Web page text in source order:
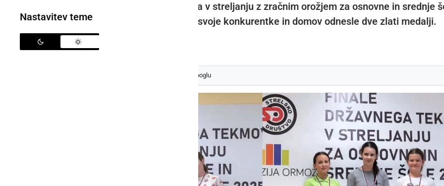
Nastavitev teme
Na Finalu državnega tekmovanja v streljanju z zračnim orožjem za osnovne in srednje
vrhunskimi rezultati premagale svoje konkurentke in domov odnesle dve zlati medalji.
Prlekija-on.net,
kot svoj prednostni vir na Googlu